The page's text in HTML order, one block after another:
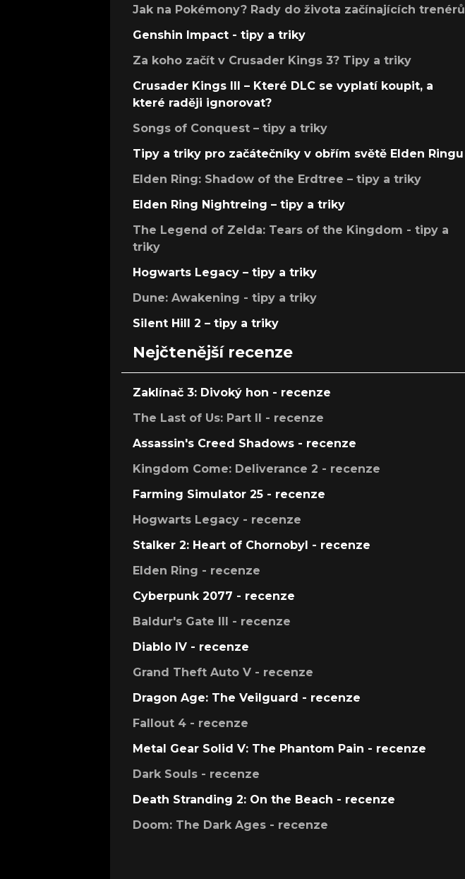
Jak na Pokémony? Rady do života začínajících trenérů
Genshin Impact - tipy a triky
Za koho začít v Crusader Kings 3? Tipy a triky
Crusader Kings III – Které DLC se vyplatí koupit, a
které raději ignorovat?
Songs of Conquest – tipy a triky
Tipy a triky pro začátečníky v obřím světě Elden Ringu
Elden Ring: Shadow of the Erdtree – tipy a triky
Elden Ring Nightreing – tipy a triky
The Legend of Zelda: Tears of the Kingdom - tipy a
triky
Hogwarts Legacy – tipy a triky
Dune: Awakening - tipy a triky
Silent Hill 2 – tipy a triky
Nejčtenější recenze
Zaklínač 3: Divoký hon - recenze
The Last of Us: Part II - recenze
Assassin's Creed Shadows - recenze
Kingdom Come: Deliverance 2 - recenze
Farming Simulator 25 - recenze
Hogwarts Legacy - recenze
Stalker 2: Heart of Chornobyl - recenze
Elden Ring - recenze
Cyberpunk 2077 - recenze
Baldur's Gate III - recenze
Diablo IV - recenze
Grand Theft Auto V - recenze
Dragon Age: The Veilguard - recenze
Fallout 4 - recenze
Metal Gear Solid V: The Phantom Pain - recenze
Dark Souls - recenze
Death Stranding 2: On the Beach - recenze
Doom: The Dark Ages - recenze